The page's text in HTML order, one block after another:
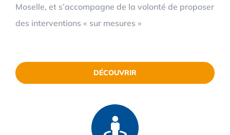
Moselle, et s’accompagne de la volonté de proposer
des interventions « sur mesures »
DÉCOUVRIR